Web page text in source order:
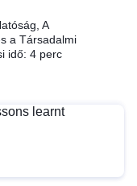
A
a Társadalmi
idő: 4 perc